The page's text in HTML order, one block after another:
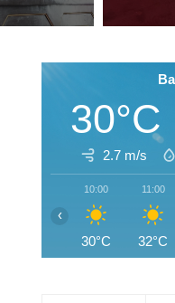
30°C
2.7 m/s
10:00
30°C
11:00
32°C
‹